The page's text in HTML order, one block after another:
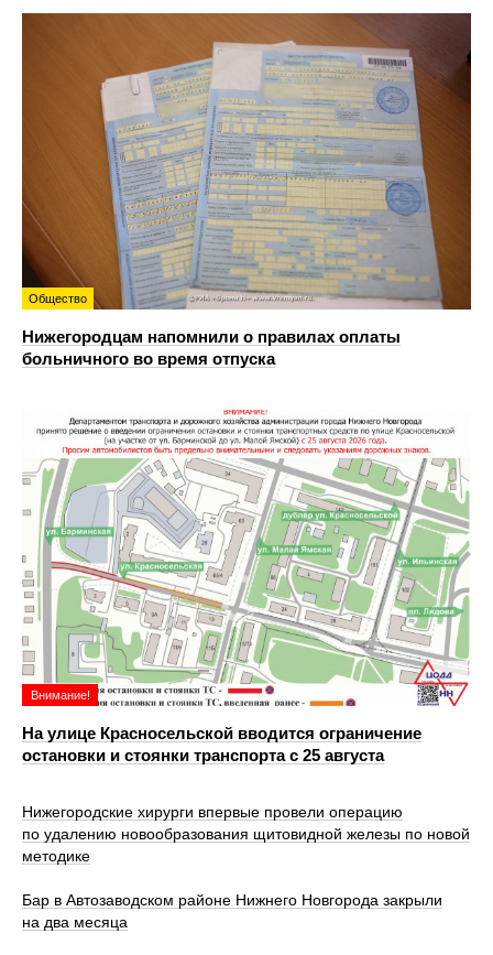
Общество
Нижегородцам напомнили о правилах оплаты
больничного во время отпуска
Внимание!
На улице Красносельской вводится ограничение
остановки и стоянки транспорта с 25 августа
Нижегородские хирурги впервые провели операцию
по удалению новообразования щитовидной железы по новой
методике
Бар в Автозаводском районе Нижнего Новгорода закрыли
на два месяца